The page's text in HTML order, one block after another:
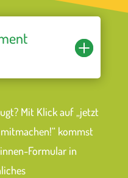
Mit Klick auf „jetzt
kommst
Formular in